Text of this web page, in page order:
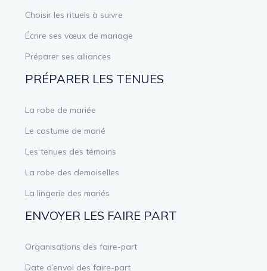
Choisir les rituels à suivre
Écrire ses vœux de mariage
Préparer ses alliances
PRÉPARER LES TENUES
La robe de mariée
Le costume de marié
Les tenues des témoins
La robe des demoiselles
La lingerie des mariés
ENVOYER LES FAIRE PART
Organisations des faire-part
Date d’envoi des faire-part